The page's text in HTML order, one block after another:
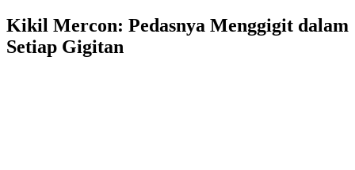
Kikil Mercon: Pedasnya Menggigit dalam
Setiap Gigitan